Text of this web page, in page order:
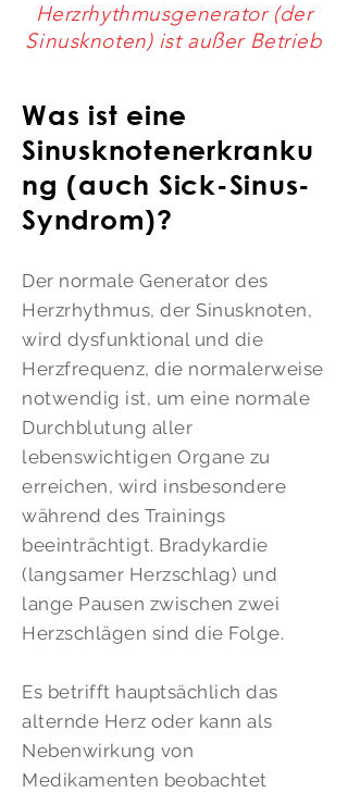
Herzrhythmusgenerator (der
Sinusknoten) ist außer Betrieb
Was ist eine
Sinusknotenerkranku
ng (auch Sick-Sinus-
Syndrom)?
Der normale Generator des
Herzrhythmus, der Sinusknoten,
wird dysfunktional und die
Herzfrequenz, die normalerweise
notwendig ist, um eine normale
Durchblutung aller
lebenswichtigen Organe zu
erreichen, wird insbesondere
während des Trainings
beeinträchtigt. Bradykardie
(langsamer Herzschlag) und
lange Pausen zwischen zwei
Herzschlägen sind die Folge.
Es betrifft hauptsächlich das
alternde Herz oder kann als
Nebenwirkung von
Medikamenten beobachtet